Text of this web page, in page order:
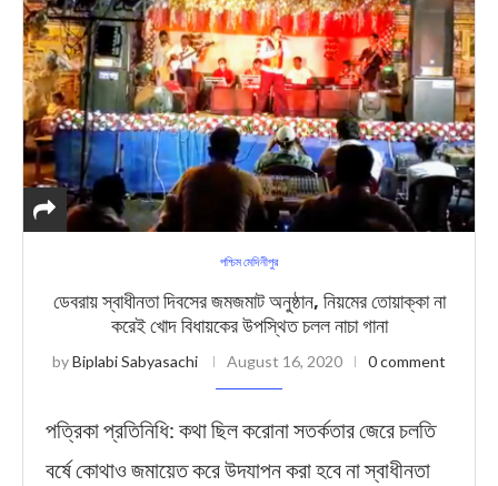
পশ্চিম মেদিনীপুর
ডেবরায় স্বাধীনতা দিবসের জমজমাট অনুষ্ঠান, নিয়মের তোয়াক্কা না
করেই খোদ বিধায়কের উপস্থিত চলল নাচা গানা
byBiplabi Sabyasachi August 16, 2020 0 comment
পত্রিকা প্রতিনিধি: কথা ছিল করোনা সতর্কতার জেরে চলতি
বর্ষে কোথাও জমায়েত করে উদযাপন করা হবে না স্বাধীনতা